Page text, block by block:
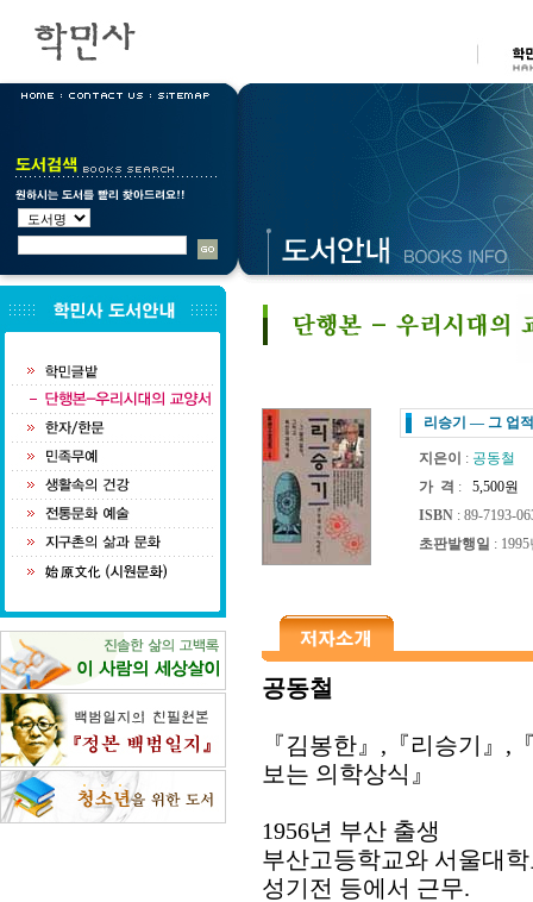
리승기 ― 그 업
지은이 : 공동철
가 격 :
5,500원
ISBN : 89-7193-
초판발행일 :
공동철
『김봉한』,『리승기』,
보는 의학상식』
1956년 부산 출생
부산고등학교와 서울대
성기전 등에서 근무.